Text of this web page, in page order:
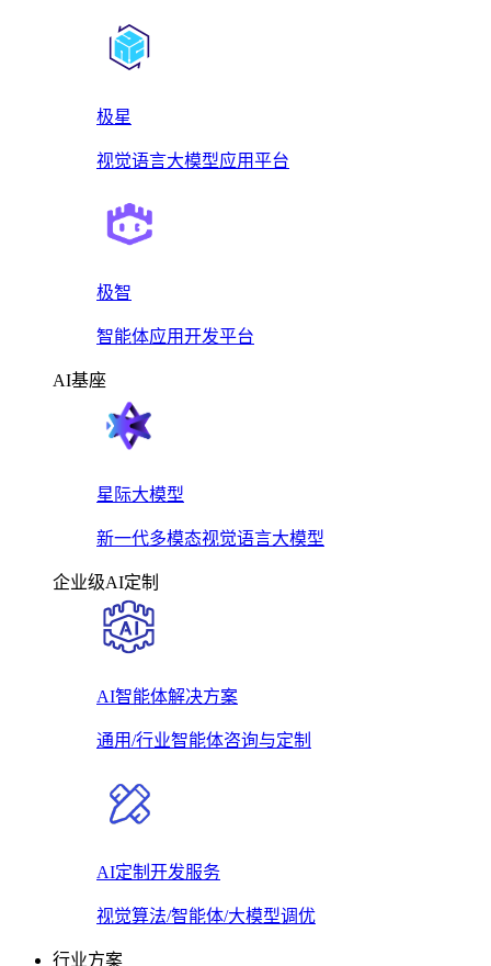
极星
视觉语言大模型应用平台
极智
智能体应用开发平台
AI基座
星际大模型
新一代多模态视觉语言大模型
企业级AI定制
AI智能体解决方案
通用/行业智能体咨询与定制
AI定制开发服务
视觉算法/智能体/大模型调优
行业方案